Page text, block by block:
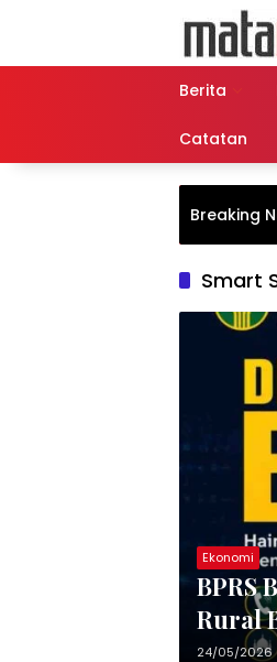
Berita
Catatan
Breaking
Smart
Ekonomi
BPRS
Rural
24/05/2026